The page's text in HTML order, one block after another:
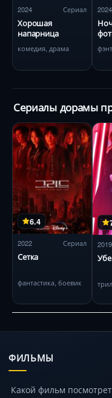
2024 Сериал
Хорошая
напарница
комедия, драма
2024
Сериалы дорамы
6.4
2022 Сериал
Сетка
фантастика, боевик
2019
ФИЛЬМЫ
Какой фильм